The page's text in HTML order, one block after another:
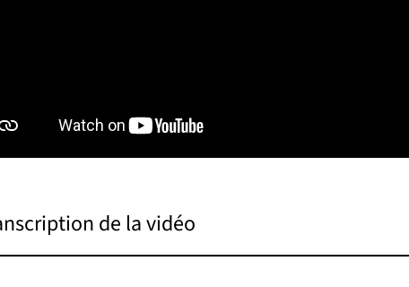
de la vidéo